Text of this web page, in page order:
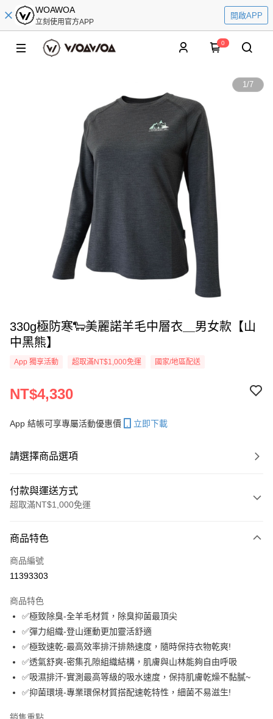
WOAWOA
立刻使用官方APP
開啟APP
0
1/7
330g極防寒🐑美麗諾羊毛中層衣＿男女款【山
中黑熊】
App 獨享活動 超取滿NT$1,000免運 國家/地區配送
NT$4,330
App 結帳可享專屬活動優惠價 立即下載
請選擇商品選項
付款與運送方式
超取滿NT$1,000免運
信用卡一次付款
信用卡分期付款
合作金庫商業銀行
華南商業銀行
彰化商業銀行
上海商業儲蓄銀行
台北富邦商業銀行
國泰世華商業銀行
兆豐國際商業銀行
臺灣中小企業銀行
台中商業銀行
匯豐（台灣）商業銀行
華泰商業銀行
聯邦商業銀行
遠東國際商業銀行
元大商業銀行
永豐商業銀行
6 期 0 利率 每期
華南商業銀行
彰化商業銀行
上海商業儲蓄銀行
台北富邦商業銀行
國泰世華商業銀行
兆豐國際商業銀行
臺灣中小企業銀行
台中商業銀行
匯豐（台灣）商業銀行
華泰商業銀行
元大商業銀行
12 期 0 利率 每期NT$360
合作金庫商業銀行
第一商業銀行
上海商業儲蓄銀行
台北富邦商業銀行
國泰世華商業銀行
兆豐國際商業銀行
臺灣中小企業銀行
台中商業銀行
24 期 0 利率 每期NT$180 20家銀行
合作金庫商業銀行
第一商業銀行
華南商業銀行
彰化商業銀行
兆豐國際商業銀行
臺灣中小企業銀行
台中商業銀行
超商取貨付款
LINE Pay
商品特色
商品編號
11393303
商品特色
✅極致除臭-全羊毛材質，除臭抑菌最頂尖
✅彈力組織-登山運動更加靈活舒適
✅極致速乾-最高效率排汗排熱速度，隨時保持衣物乾爽!
✅透氣舒爽-密集孔隙組織結構，肌膚與山林能夠自由呼吸
✅吸濕排汗-實測最高等級的吸水速度，保持肌膚乾燥不黏膩~
✅抑菌環境-專業環保材質搭配速乾特性，細菌不易滋生!